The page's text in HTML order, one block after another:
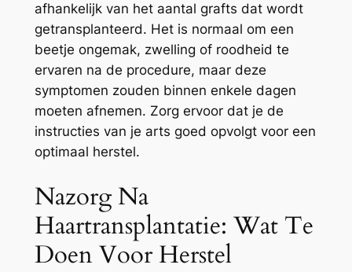
afhankelijk van het aantal grafts dat wordt
getransplanteerd. Het is normaal om een
beetje ongemak, zwelling of roodheid te
ervaren na de procedure, maar deze
symptomen zouden binnen enkele dagen
moeten afnemen. Zorg ervoor dat je de
instructies van je arts goed opvolgt voor een
optimaal herstel.
Nazorg Na
Haartransplantatie: Wat Te
Doen Voor Herstel